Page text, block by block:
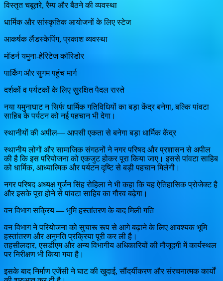
विस्तृत चबूतरे, रैम्प और बैठने की व्यवस्था
धार्मिक और सांस्कृतिक आयोजनों के लिए स्टेज
आकर्षक लैंडस्केपिंग, प्रकाश व्यवस्था
मॉडर्न यमुना-हेरिटेज कॉरिडोर
पार्किंग और सुगम पहुंच मार्ग
दर्शकों व पर्यटकों के लिए सुरक्षित पैदल रास्ते
नया यमुनाघाट न सिर्फ धार्मिक गतिविधियों का बड़ा केंद्र बनेगा, बल्कि पांवटा
साहिब के पर्यटन को नई पहचान भी देगा।
स्थानीयों की अपील— आपसी एकता से बनेगा बड़ा धार्मिक केंद्र
स्थानीय लोगों और सामाजिक संगठनों ने नगर परिषद और प्रशासन से अपील
की है कि इस परियोजना को एकजुट होकर पूरा किया जाए। इससे पांवटा साहिब
को धार्मिक, आध्यात्मिक और पर्यटन दृष्टि से बड़ी पहचान मिलेगी।
नगर परिषद अध्यक्ष गुर्जन सिंह रोहिला ने भी कहा कि यह ऐतिहासिक प्रोजेक्ट है
और इसके पूरा होने से पांवटा साहिब का गौरव बढ़ेगा।
वन विभाग सक्रिय — भूमि हस्तांतरण के बाद मिली गति
वन विभाग ने परियोजना को सुचारू रूप से आगे बढ़ाने के लिए आवश्यक भूमि
हस्तांतरण और अनुमति प्रक्रिया पूरी कर ली है।
तहसीलदार, एसडीएम और अन्य विभागीय अधिकारियों की मौजूदगी में कार्यस्थल
पर निरीक्षण भी किया गया है।
इसके बाद निर्माण एजेंसी ने घाट की खुदाई, सौंदर्यीकरण और संरचनात्मक कार्यों